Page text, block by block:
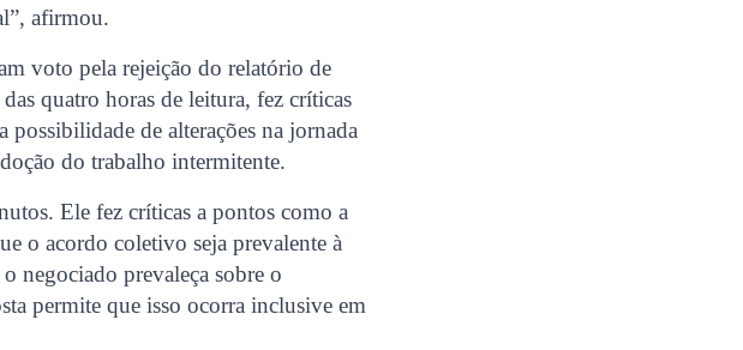
afirmou.
voto pela rejeição do relatório de
quatro horas de leitura, fez críticas
possibilidade de alterações na jornada
do trabalho intermitente.
Ele fez críticas a pontos como a
o acordo coletivo seja prevalente à
negociado prevaleça sobre o
permite que isso ocorra inclusive em